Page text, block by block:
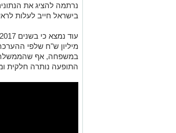
נרתמה להציג את
בישראל חייב לעלות
מיליון ש"ח שלפי
במשפחה, אף שהממשלה
התופעה נותרה חלקית